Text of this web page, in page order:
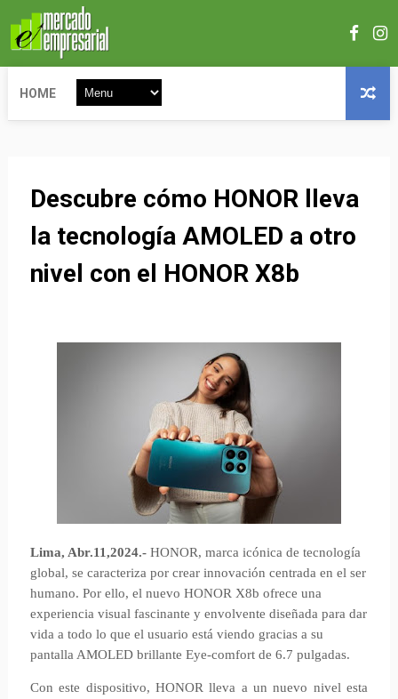
HOME
Descubre cómo HONOR lleva
la tecnología AMOLED a otro
nivel con el HONOR X8b
Lima, Abr.11,2024.-HONOR, marca icónica de tecnología
global, se caracteriza por crear innovación centrada en el ser
humano. Por ello, el nuevo HONOR X8b ofrece una
experiencia visual fascinante y envolvente diseñada para dar
vida a todo lo que el usuario está viendo gracias a su
pantalla AMOLED brillante Eye-comfort de 6.7 pulgadas.
Con este dispositivo, HONOR lleva a un nuevo nivel esta